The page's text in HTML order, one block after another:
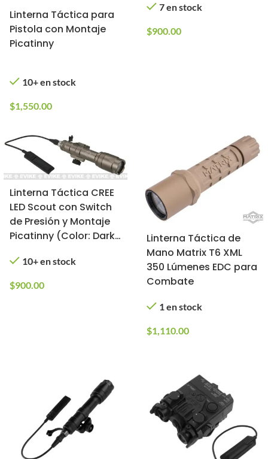
Linterna Táctica para
Pistola con Montaje
Picatinny
10+ en stock
$1,550.00
7 en stock
$900.00
Linterna Táctica CREE
LED Scout con Switch
de Presión y Montaje
Picatinny (Color: Dark
10+ en stock
$900.00
Linterna Táctica de
Mano Matrix T6 XML
350 Lúmenes EDC para
Combate
1 en stock
$1,110.00